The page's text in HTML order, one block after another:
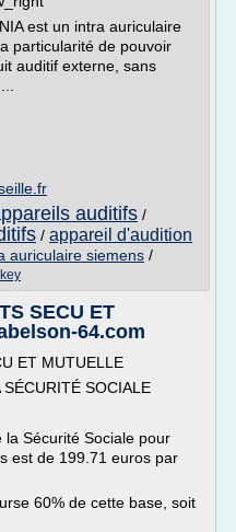
est un intra auriculaire
particularité de pouvoir
auditif externe, sans
auditifs /
/ appareil d'audition
auriculaire siemens /
SECU ET
64.com
ET MUTUELLE
SÉCURITÉ SOCIALE
Sécurité Sociale pour
est de 199.71 euros par
60% de cette base, soit